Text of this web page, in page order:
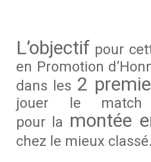
L’objectif pour
en Promotion
dans les 2
jouer le match
pour la montée
chez le mieux classé.